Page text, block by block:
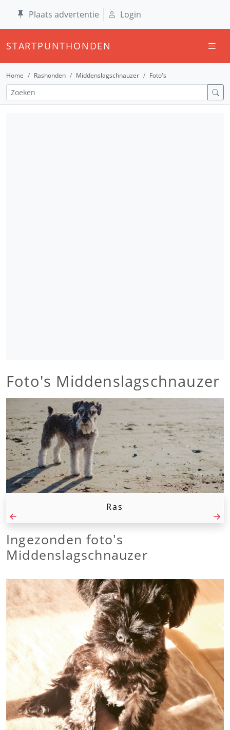
Plaats advertentie Login
STARTPUNTHONDEN
Home Rashonden Middenslagschnauzer Foto's
Foto's Middenslagschnauzer
Ras
Ingezonden foto's
Middenslagschnauzer